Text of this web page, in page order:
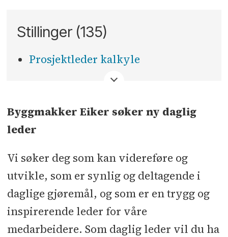
Stillinger (135)
Prosjektleder kalkyle
Byggmakker Eiker søker ny daglig
leder
Vi søker deg som kan videreføre og
utvikle, som er synlig og deltagende i
daglige gjøremål, og som er en trygg og
inspirerende leder for våre
medarbeidere. Som daglig leder vil du ha